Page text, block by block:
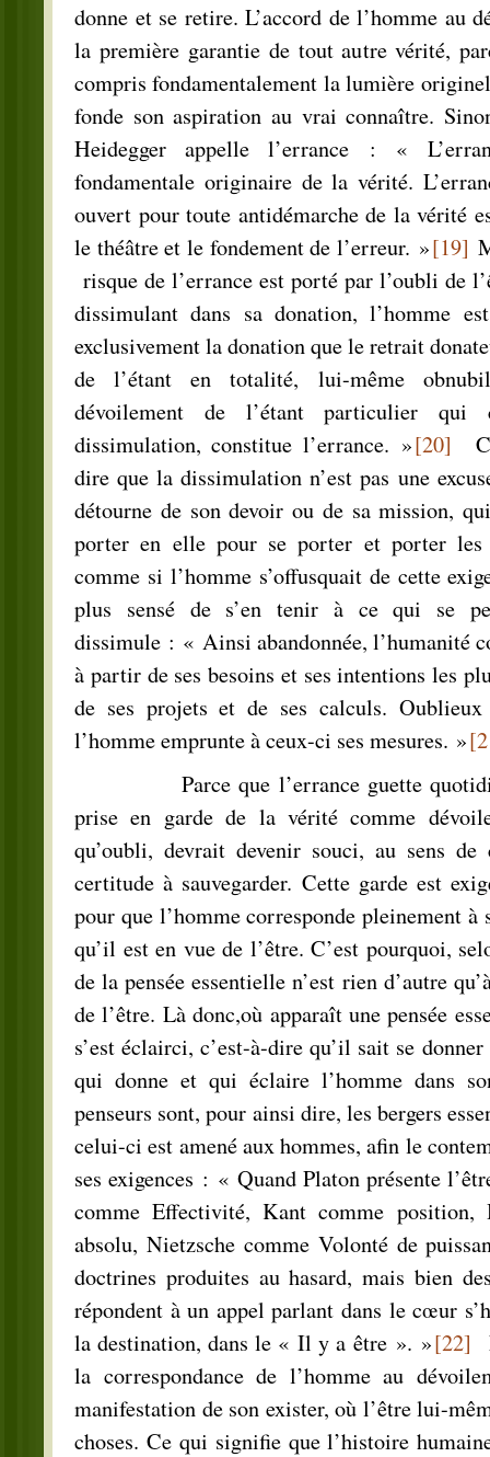
donne et se retire. L’accord de l’homme au
la première garantie de tout autre vérité,
compris fondamentalement la lumière
fonde son aspiration au vrai connaître.
Heidegger appelle l’errance : «
fondamentale originaire de la vérité.
ouvert pour toute antidémarche de la vérité
le théâtre et le fondement de l’erreur. »[19]
risque de l’errance est porté par l’oubli de
dissimulant dans sa donation, l’homme
exclusivement la donation que le retrait
de l’étant en totalité, lui-même
dévoilement de l’étant particulier
dissimulation, constitue l’errance. »[20]
dire que la dissimulation n’est pas une
détourne de son devoir ou de sa mission,
porter en elle pour se porter et porter les
comme si l’homme s’offusquait de cette
plus sensé de s’en tenir à ce qui se
dissimule : « Ainsi abandonnée, l’humanité
à partir de ses besoins et ses intentions les
de ses projets et de ses calculs.
l’homme emprunte à ceux-ci ses mesures. »
Parce que l’errance guette
prise en garde de la vérité comme
qu’oubli, devrait devenir souci, au sens
certitude à sauvegarder. Cette garde est
pour que l’homme corresponde pleinement à
qu’il est en vue de l’être. C’est pourquoi,
de la pensée essentielle n’est rien d’autre
de l’être. Là donc,où apparaît une pensée
s’est éclairci, c’est-à-dire qu’il sait se
qui donne et qui éclaire l’homme dans
penseurs sont, pour ainsi dire, les bergers
celui-ci est amené aux hommes, afin le
ses exigences : « Quand Platon présente
comme Effectivité, Kant comme position,
absolu, Nietzsche comme Volonté de
doctrines produites au hasard, mais bien
répondent à un appel parlant dans le cœur
la destination, dans le « Il y a être ». »[22]
la correspondance de l’homme au
manifestation de son exister, où l’être lui-
choses. Ce qui signifie que l’histoire